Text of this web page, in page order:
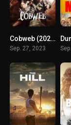
Cobweb (2023) ปริศนาใยแมงมุม
Sep. 27, 2023